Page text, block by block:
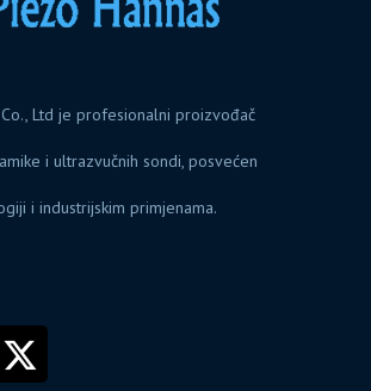
Ltd je profesionalni proizvođač
i ultrazvučnih sondi, posvećen
i industrijskim primjenama.